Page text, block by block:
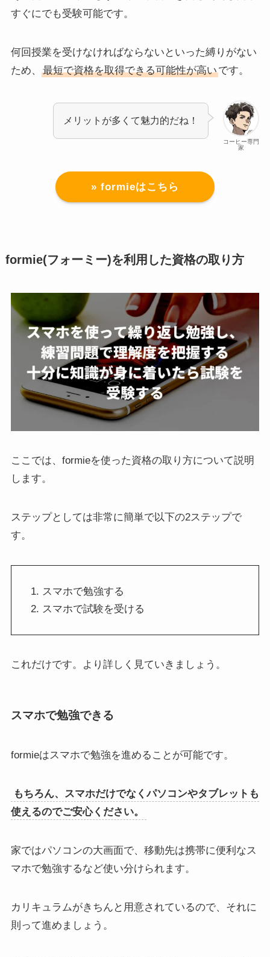
すぐにでも受験可能です。
何回授業を受けなければならないといった縛りがない
ため、
最短で資格を取得できる可能性が高いです。
コーヒー専門
家
メリットが多くて魅力的だね！
» formieはこちら
formie(フォーミー)を利用した資格の取り方
ここでは、formieを使った資格の取り方について説明
します。
ステップとしては非常に簡単で以下の2ステップで
す。
スマホで勉強する
スマホで試験を受ける
これだけです。より詳しく見ていきましょう。
スマホで勉強できる
formieはスマホで勉強を進めることが可能です。
もちろん、スマホだけでなくパソコンやタブレットも
使えるのでご安心ください。
家ではパソコンの大画面で、移動先は携帯に便利なス
マホで勉強するなど使い分けられます。
カリキュラムがきちんと用意されているので、それに
則って進めましょう。